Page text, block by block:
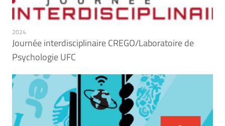
2024
Journée interdisciplinaire CREGO/Laboratoire de
Psychologie UFC